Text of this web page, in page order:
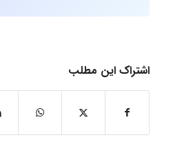
اشتراک این مطلب